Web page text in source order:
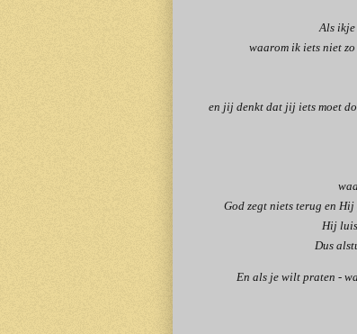
Als
waarom ik iets niet
en jij denkt dat jij iets moet
God zegt niets terug en
Hij
Dus
En als je wilt praten -